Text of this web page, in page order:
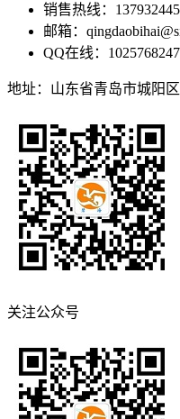
销售热线：
邮箱：
QQ在线：1025768247
地址：山东省青岛市城阳
关注公众号